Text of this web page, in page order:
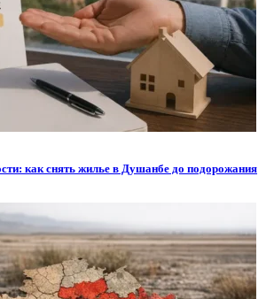
как снять жилье в Душанбе до подорожания